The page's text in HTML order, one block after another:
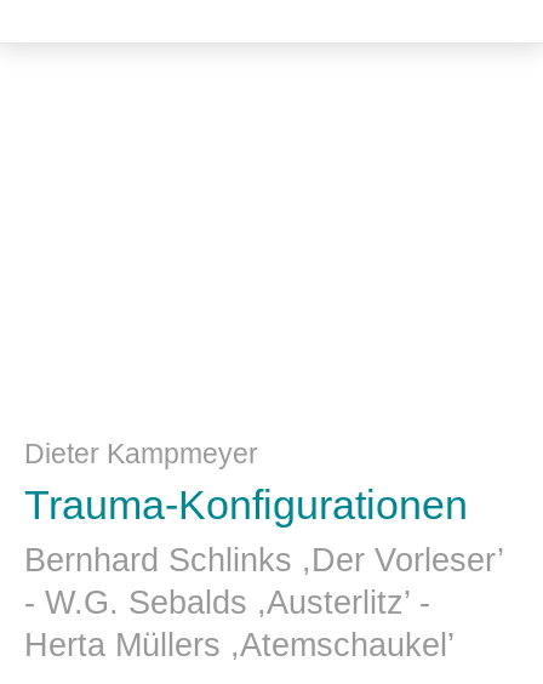
Dieter Kampmeyer
Trauma-Konfigurationen
Bernhard Schlinks ,Der Vorleser’
- W.G. Sebalds ,Austerlitz’ -
Herta Müllers ,Atemschaukel’